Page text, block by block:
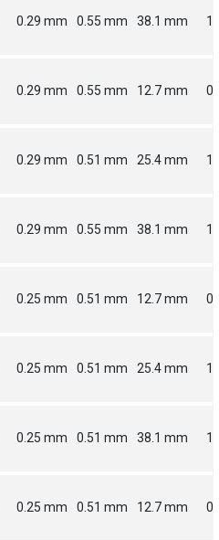
0.29 mm 0.55 mm 38.1 mm
0.29 mm 0.55 mm 12.7 mm
0.29 mm 0.51 mm 25.4 mm 1
0.29 mm 0.55 mm 38.1 mm
0.25 mm 0.51 mm 12.7 mm
0.25 mm 0.51 mm 25.4 mm 1
0.25 mm 0.51 mm 38.1 mm
0.25 mm 0.51 mm 12.7 mm